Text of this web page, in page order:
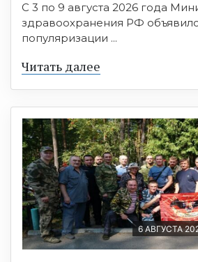
С 3 по 9 августа 2026 года
здравоохранения РФ
популяризации ...
Читать далее
6 АВГУСТА